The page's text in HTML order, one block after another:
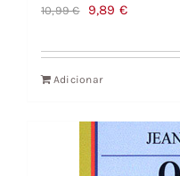
10,99€
O
original
era:
9,89 €O
atual
Adicionar